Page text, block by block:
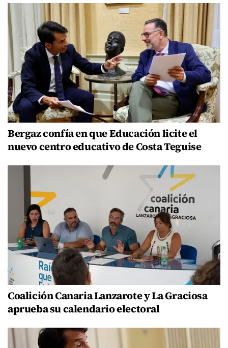
Bergaz confía en que Educación licite el
nuevo centro educativo de Costa Teguise
Coalición Canaria Lanzarote y La Graciosa
aprueba su calendario electoral